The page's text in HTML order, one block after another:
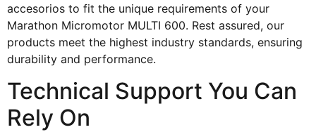
accesorios to fit the unique requirements of your
Marathon Micromotor MULTI 600. Rest assured, our
products meet the highest industry standards, ensuring
durability and performance.
Technical Support You Can
Rely On